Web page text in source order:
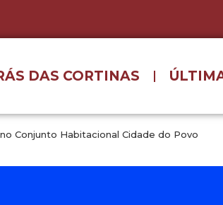
DAS CORTINAS
Conjunto Habitacional Cidade do Povo